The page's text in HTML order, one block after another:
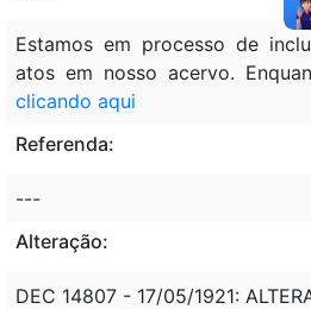
Estamos em processo de
atos em nosso acervo.
clicando aqui
Referenda:
---
Alteração:
DEC 14807 - 17/05/1921: